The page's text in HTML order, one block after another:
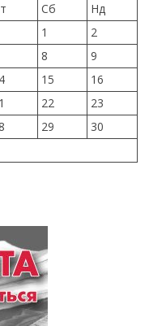
Сб
Нд
1
2
8
9
15
16
22
23
29
30